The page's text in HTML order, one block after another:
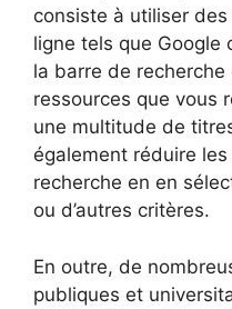
consiste à utiliser
ligne tels que Google
la barre de
ressources que vous
une multitude de
également réduire
recherche en en
ou d’autres critères.
En outre, de
publiques et